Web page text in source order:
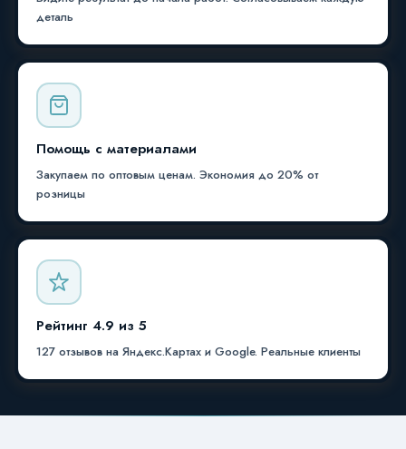
деталь
Помощь с материалами
Закупаем по оптовым ценам. Экономия до 20% от
розницы
Рейтинг 4.9 из 5
127 отзывов на Яндекс.Картах и Google. Реальные клиенты